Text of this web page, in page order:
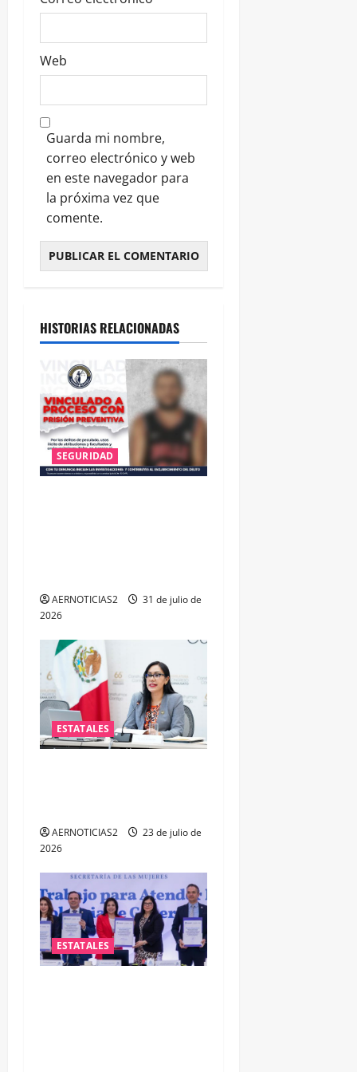
Web
Guarda mi nombre,
correo electrónico y web
en este navegador para
la próxima vez que
comente.
HISTORIAS RELACIONADAS
SEGURIDAD
AERNOTICIAS2
31 de julio de
2026
ESTATALES
AERNOTICIAS2
23 de julio de
2026
ESTATALES